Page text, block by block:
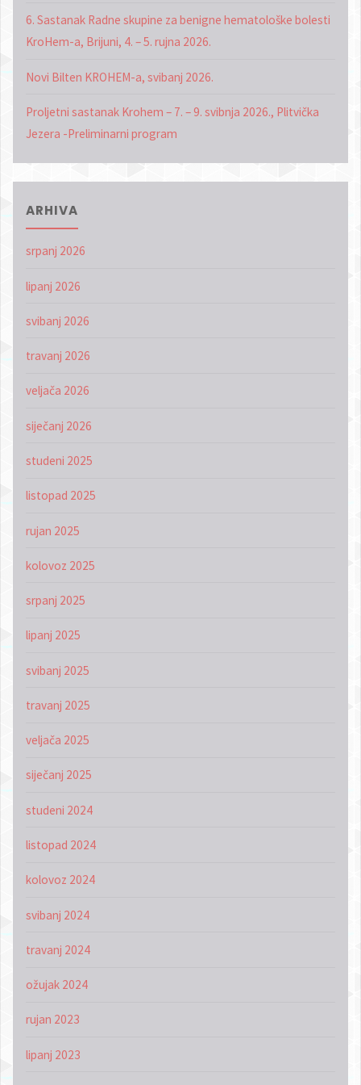
6. Sastanak Radne skupine za benigne hematološke bolesti
KroHem-a, Brijuni, 4. – 5. rujna 2026.
Novi Bilten KROHEM-a, svibanj 2026.
Proljetni sastanak Krohem – 7. – 9. svibnja 2026., Plitvička
Jezera -Preliminarni program
ARHIVA
srpanj 2026
lipanj 2026
svibanj 2026
travanj 2026
veljača 2026
siječanj 2026
studeni 2025
listopad 2025
rujan 2025
kolovoz 2025
srpanj 2025
lipanj 2025
svibanj 2025
travanj 2025
veljača 2025
siječanj 2025
studeni 2024
listopad 2024
kolovoz 2024
svibanj 2024
travanj 2024
ožujak 2024
rujan 2023
lipanj 2023